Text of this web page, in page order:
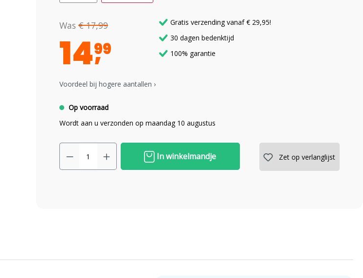
Was € 17,99
1499
Gratis verzending vanaf € 29,95!
30 dagen bedenktijd
100% garantie
Voordeel bij hogere aantallen ›
Op voorraad
Wordt aan u verzonden op maandag 10 augustus
In winkelmandje Zet op verlanglijst